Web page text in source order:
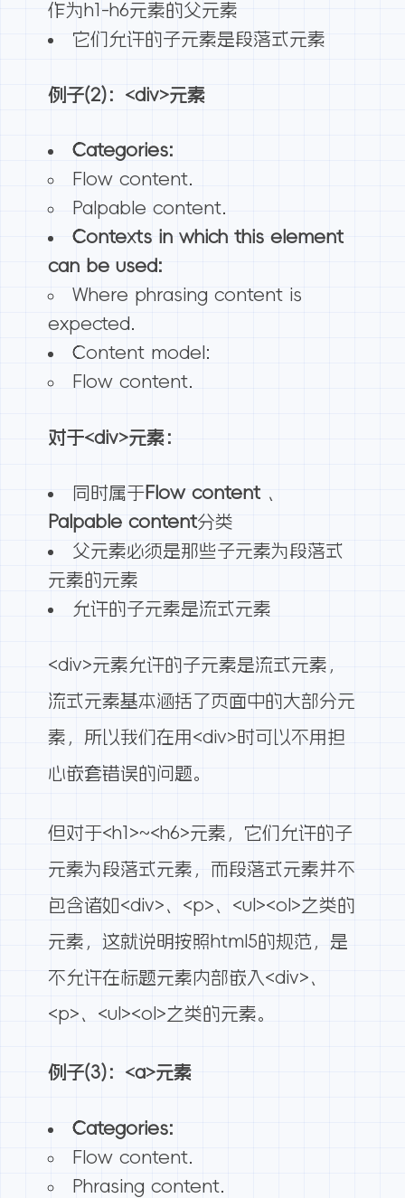
作为h1-h6元素的父元素
它们允许的子元素是段落式元素
例子(2)：<div>元素
Categories:
Flow content.
Palpable content.
Contexts in which this element
can be used:
Where phrasing content is
expected.
Content model:
Flow content.
对于<div>元素：
同时属于Flow content、
Palpable content分类
父元素必须是那些子元素为段落式
元素的元素
允许的子元素是流式元素
<div>元素允许的子元素是流式元素，
流式元素基本涵括了页面中的大部分元
素，所以我们在用<div>时可以不用担
心嵌套错误的问题。
但对于<h1>~<h6>元素，它们允许的子
元素为段落式元素，而段落式元素并不
包含诸如<div>、<p>、<ul><ol>之类的
元素，这就说明按照html5的规范，是
不允许在标题元素内部嵌入<div>、
<p>、<ul><ol>之类的元素。
例子(3)：<a>元素
Categories:
Flow content.
Phrasing content.